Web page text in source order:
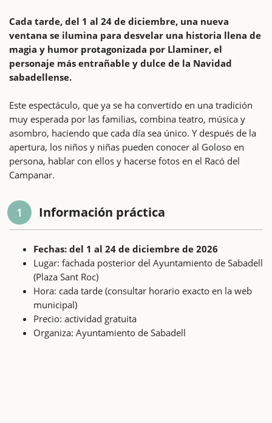
Cada tarde, del 1 al 24 de diciembre, una nueva
ventana se ilumina para desvelar una historia llena de
magia y humor protagonizada por Llaminer, el
personaje más entrañable y dulce de la Navidad
sabadellense.
Este espectáculo, que ya se ha convertido en una tradición
muy esperada por las familias, combina teatro, música y
asombro, haciendo que cada día sea único. Y después de la
apertura, los niños y niñas pueden conocer al Goloso en
persona, hablar con ellos y hacerse fotos en el Racó del
Campanar.
1 Información práctica
Fechas: del 1 al 24 de diciembre de 2026
Lugar: fachada posterior del Ayuntamiento de Sabadell
(Plaza Sant Roc)
Hora: cada tarde (consultar horario exacto en la web
municipal)
Precio: actividad gratuita
Organiza: Ayuntamiento de Sabadell